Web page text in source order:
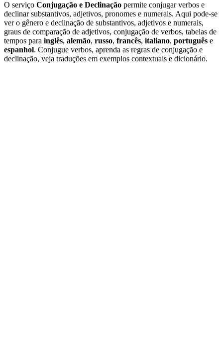
O serviço Conjugação e Declinação permite conjugar verbos e
declinar substantivos, adjetivos, pronomes e numerais. Aqui pode-se
ver o gênero e declinação de substantivos, adjetivos e numerais,
graus de comparação de adjetivos, conjugação de verbos, tabelas de
tempos para inglês, alemão, russo, francês, italiano, português e
espanhol. Conjugue verbos, aprenda as regras de conjugação e
declinação, veja traduções em exemplos contextuais e dicionário.